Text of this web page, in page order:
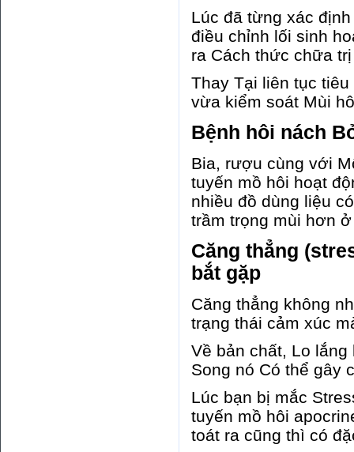
Lúc đã từng xác
điều chỉnh lối sinh
ra Cách thức chữa
Thay Tại liên tục
vừa kiểm soát Mùi
Bệnh hôi nách
Bia, rượu cùng với
tuyến mồ hôi hoạt
nhiều đồ dùng liệu
trầm trọng mùi hơn
Căng thẳng
bắt gặp
Căng thẳng không
trạng thái cảm xúc
Về bản chất, Lo
Song nó Có thể gây
Lúc bạn bị mắc
tuyến mồ hôi
toát ra cũng thì có